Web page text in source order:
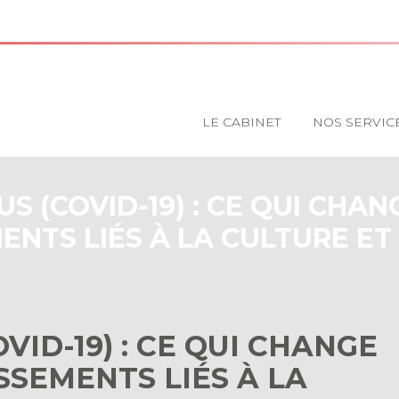
Principal
LE CABINET NOS
(COVID-19) : CE QUI
LIÉS À LA CULTURE
19) : CE QUI CHANGE
LIÉS À LA